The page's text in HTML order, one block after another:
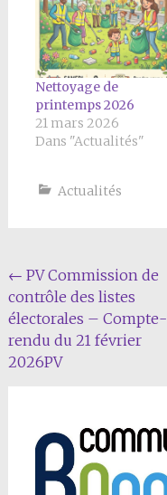
Nettoyage de
printemps 2026
21 mars 2026
Dans "Actualités"
Actualités
Navigation
Article
← PV Commission de
contrôle des listes
électorales – Compte-
rendu du 21 février
2026PV